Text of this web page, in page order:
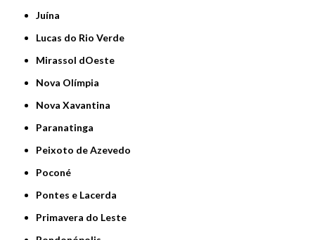
Juína
Lucas do Rio Verde
Mirassol dOeste
Nova Olímpia
Nova Xavantina
Paranatinga
Peixoto de Azevedo
Poconé
Pontes e Lacerda
Primavera do Leste